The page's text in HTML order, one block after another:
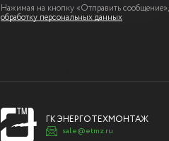
Нажимая на кнопку «Отправить
обработку персональных данных
ГК ЭНЕРГОТЕХМОНТАЖ
sale@etmz.ru